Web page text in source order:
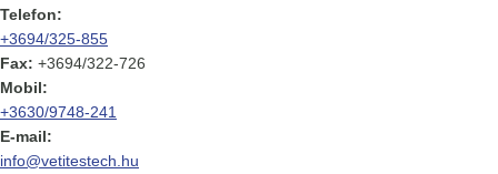
Telefon:
+3694/325-855
Fax: +3694/322-726
Mobil:
+3630/9748-241
E-mail:
info@vetitestech.hu